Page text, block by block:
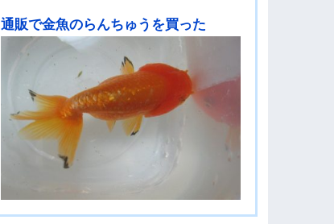
通販で金魚のらんちゅうを買った